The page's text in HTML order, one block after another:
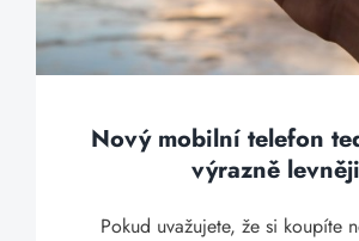
Nový mobilní telefon
výrazně levněji
Pokud uvažujete, že si koupíte